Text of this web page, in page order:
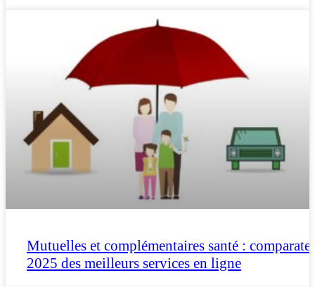
Mutuelles et complémentaires santé :
2025 des meilleurs services en ligne